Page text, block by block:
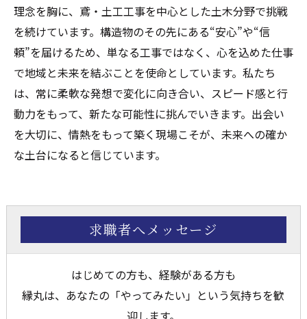
理念を胸に、鳶・土工工事を中心とした土木分野で挑戦
を続けています。構造物のその先にある“安心”や“信
頼”を届けるため、単なる工事ではなく、心を込めた仕事
で地域と未来を結ぶことを使命としています。私たち
は、常に柔軟な発想で変化に向き合い、スピード感と行
動力をもって、新たな可能性に挑んでいきます。出会い
を大切に、情熱をもって築く現場こそが、未来への確か
な土台になると信じています。
求職者へメッセージ
はじめての方も、経験がある方も――
縁丸は、あなたの「やってみたい」という気持ちを歓
迎します。